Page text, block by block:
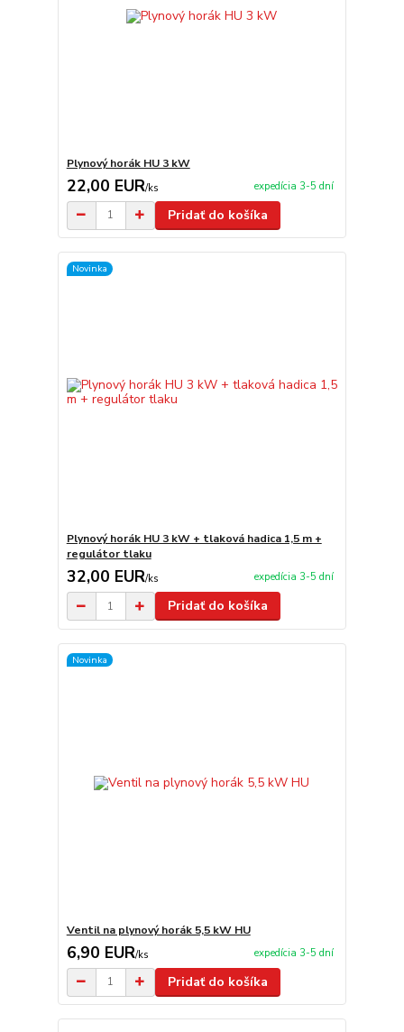
Plynový horák HU 3 kW
22,00 EUR/ks expedícia 3-5 dní
Pridať do košíka
Novinka
Plynový horák HU 3 kW + tlaková hadica 1,5 m +
regulátor tlaku
32,00 EUR/ks expedícia 3-5 dní
Pridať do košíka
Novinka
Ventil na plynový horák 5,5 kW HU
6,90 EUR/ks expedícia 3-5 dní
Pridať do košíka